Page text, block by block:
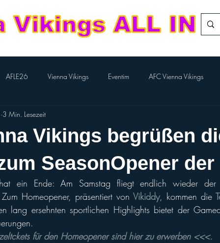
AFLE26 Vienna Vikings Eventim AFC Vienna Vikings
Kampfmannschaft
Flag-Herren European League of Football
Performance Cheer Sport Austria Finals ÖCCV ORF
of Fame Vikings abroad
Vikings begrüßen
SeasonOpener der
3 Min. Lesezeit
ein Ende: Am Samstag fliegt endlich wieder
Homeopener, präsentiert von Vikiddy, kommen die
lang ersehnten sportlichen Highlights bietet der
für den Homeopener sind hier zu erwerben <<<.